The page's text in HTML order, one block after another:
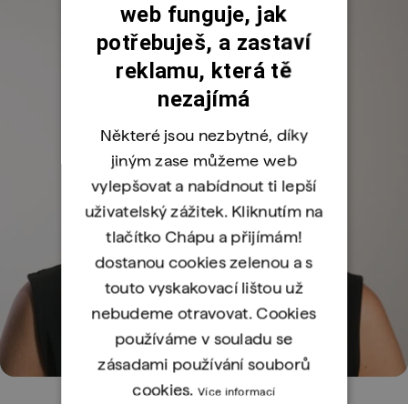
web funguje, jak
potřebuješ, a zastaví
reklamu, která tě
nezajímá
Některé jsou nezbytné, díky
jiným zase můžeme web
vylepšovat a nabídnout ti lepší
uživatelský zážitek. Kliknutím na
tlačítko Chápu a přijímám!
dostanou cookies zelenou a s
touto vyskakovací lištou už
nebudeme otravovat. Cookies
používáme v souladu se
zásadami používání souborů
cookies.Více informací